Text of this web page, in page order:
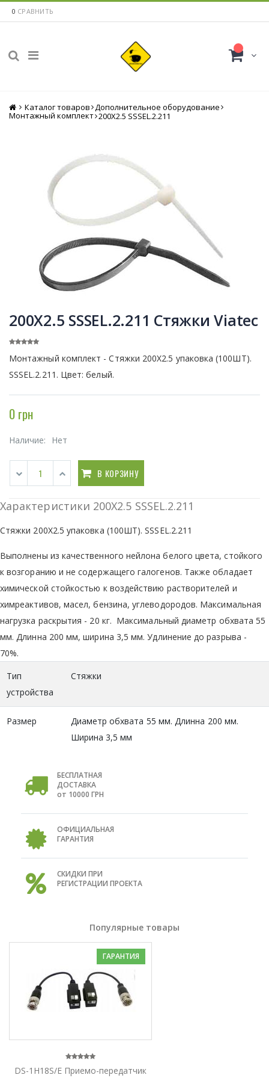
0 СРАВНИТЬ
Главная
Каталог товаров Дополнительное оборудование
Монтажный комплект 200Х2.5 SSSEL.2.211
200Х2.5 SSSEL.2.211 Стяжки Viatec
Монтажный комплект - Стяжки 200Х2.5 упаковка (100ШТ).
SSSEL.2.211. Цвет: белый.
0 грн
Наличие: Нет
В КОРЗИНУ
Характеристики 200Х2.5 SSSEL.2.211
Стяжки 200Х2.5 упаковка (100ШТ). SSSEL.2.211
Выполнены из качественного нейлона белого цвета, стойкого
к возгоранию и не содержащего галогенов. Также обладает
химической стойкостью к воздействию растворителей и
химреактивов, масел, бензина, углеводородов. Максимальная
нагрузка раскрытия - 20 кг. Максимальный диаметр обхвата 55
мм. Длинна 200 мм, ширина 3,5 мм. Удлинение до разрыва -
70%.
Тип
устройства
Стяжки
Размер
Диаметр обхвата 55 мм. Длинна 200 мм.
Ширина 3,5 мм
БЕСПЛАТНАЯ
ДОСТАВКА
от 10000 ГРН
ОФИЦИАЛЬНАЯ
ГАРАНТИЯ
СКИДКИ ПРИ
РЕГИСТРАЦИИ ПРОЕКТА
Популярные товары
ГАРАНТИЯ
DS-1H18S/E Приемо-передатчик